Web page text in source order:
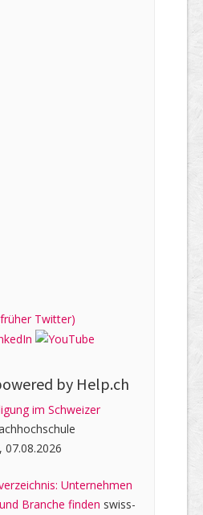
by Help.ch
im Schweizer
Unternehmen
Branche finden swiss-